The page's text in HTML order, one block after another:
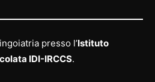
presso l’Istituto
IDI-IRCCS.